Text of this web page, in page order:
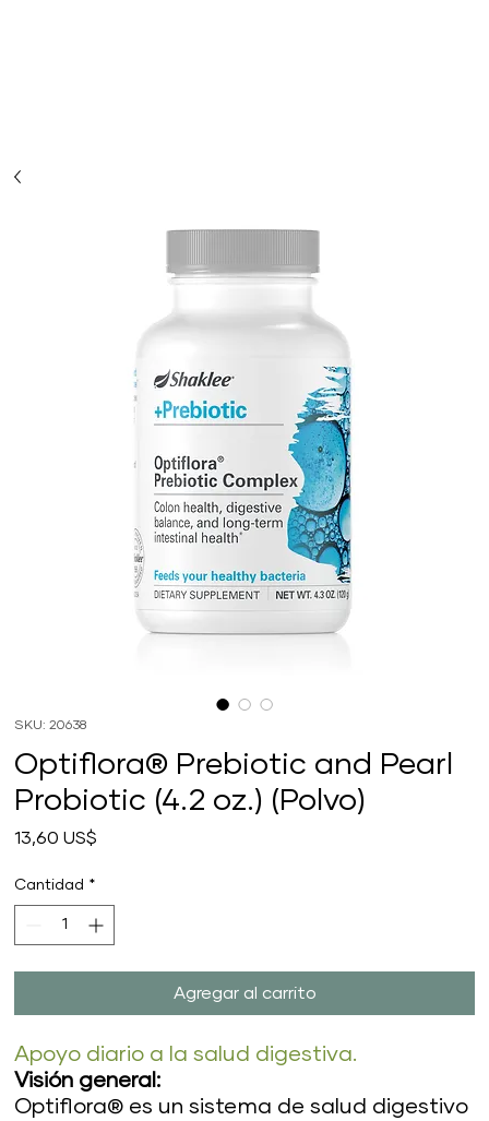
SKU: 20638
Optiflora® Prebiotic and Pearl
Probiotic (4.2 oz.) (Polvo)
13,60 US$
Cantidad *
Agregar al carrito
Apoyo diario a la salud digestiva.
Visión general:
Optiflora® es un sistema de salud digestivo